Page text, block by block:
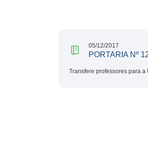
05/12/2017
PORTARIA Nº
Transfere professores para a